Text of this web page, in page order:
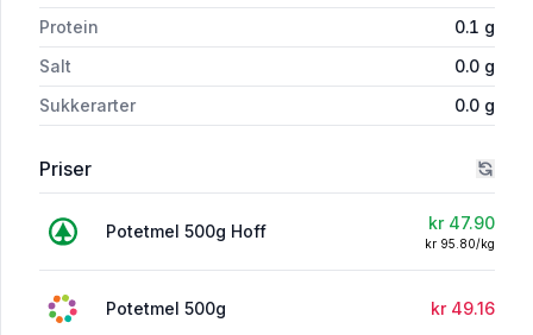
Protein
0.1 g
Salt
0.0 g
Sukkerarter
0.0 g
Priser
Potetmel 500g Hoff kr 47.90
kr 95.80/kg
Potetmel 500g kr 49.16